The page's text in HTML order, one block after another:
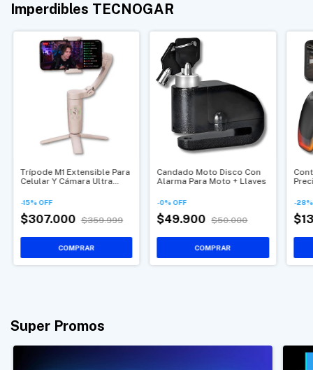
Imperdibles TECNOGAR
Trípode M1 Extensible Para
Celular Y Cámara Ultra
-15%OFF
$307.000 $359.999
Candado Moto Disco Con
Alarma Para Moto + Llaves
-0%OFF
$49.900 $50.000
-28
Super Promos